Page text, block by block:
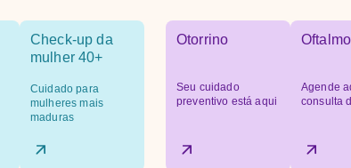
Check-up da
mulher 40+
Cuidado para
mulheres mais
maduras
Otorrino
Seu cuidado
preventivo está aqui
Agende
consulta